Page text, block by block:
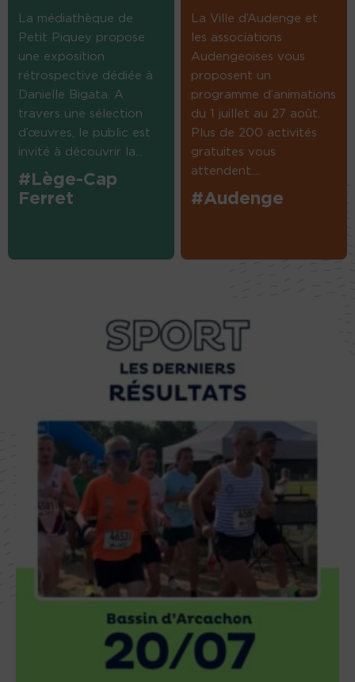
La médiathèque de
Petit Piquey propose
une exposition
rétrospective dédiée à
Danielle Bigata. A
travers une sélection
d’œuvres, le public est
invité à découvrir la...
#Lège-Cap
Ferret
La Ville d’Audenge et
les associations
Audengeoises vous
proposent un
programme d’animations
du 1 juillet au 27 août.
Plus de 200 activités
gratuites vous
attendent....
#Audenge